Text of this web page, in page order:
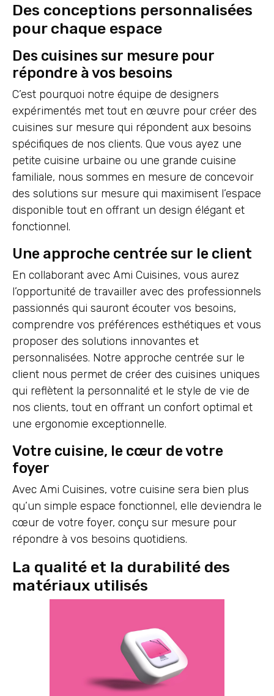
Des conceptions personnalisées
pour chaque espace
Des cuisines sur mesure pour
répondre à vos besoins
C’est pourquoi notre équipe de designers
expérimentés met tout en œuvre pour créer des
cuisines sur mesure qui répondent aux besoins
spécifiques de nos clients. Que vous ayez une
petite cuisine urbaine ou une grande cuisine
familiale, nous sommes en mesure de concevoir
des solutions sur mesure qui maximisent l’espace
disponible tout en offrant un design élégant et
fonctionnel.
Une approche centrée sur le client
En collaborant avec Ami Cuisines, vous aurez
l’opportunité de travailler avec des professionnels
passionnés qui sauront écouter vos besoins,
comprendre vos préférences esthétiques et vous
proposer des solutions innovantes et
personnalisées. Notre approche centrée sur le
client nous permet de créer des cuisines uniques
qui reflètent la personnalité et le style de vie de
nos clients, tout en offrant un confort optimal et
une ergonomie exceptionnelle.
Votre cuisine, le cœur de votre
foyer
Avec Ami Cuisines, votre cuisine sera bien plus
qu’un simple espace fonctionnel, elle deviendra le
cœur de votre foyer, conçu sur mesure pour
répondre à vos besoins quotidiens.
La qualité et la durabilité des
matériaux utilisés